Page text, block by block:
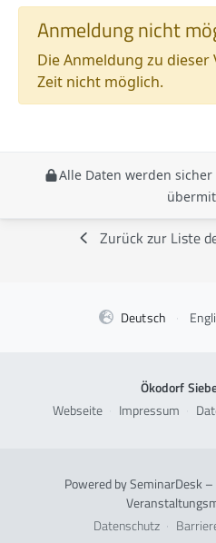
Preisinformationen
Anmeldung nicht
Die Anmeldung zu
Zeit nicht möglich.
Alle Daten werden sicher
Zurück zur Liste
Deutsch ·
Ökodorf
Webseite
Impressum
Powered by SeminarDesk
Datenschutz ·